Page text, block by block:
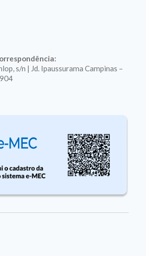
s/n | Jd. Ipaussurama Campinas –